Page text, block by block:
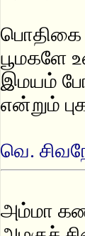
பொதிகை
பூமகளே
இமயம்
என்றும்
வெ.
அம்மா